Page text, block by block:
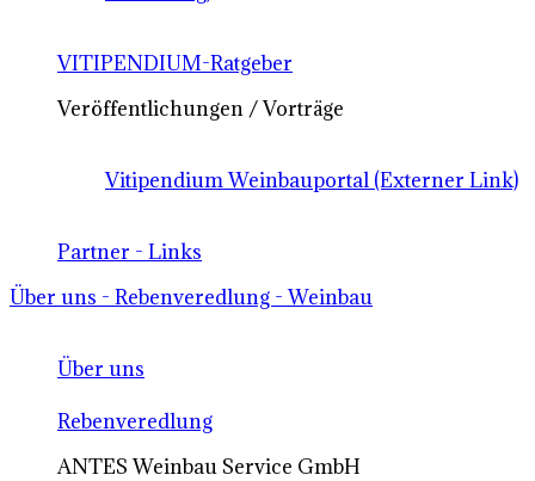
VITIPENDIUM-Ratgeber
Veröffentlichungen / Vorträge
Vitipendium Weinbauportal (Externer Link)
Partner - Links
Über uns - Rebenveredlung - Weinbau
Über uns
Rebenveredlung
ANTES Weinbau Service GmbH